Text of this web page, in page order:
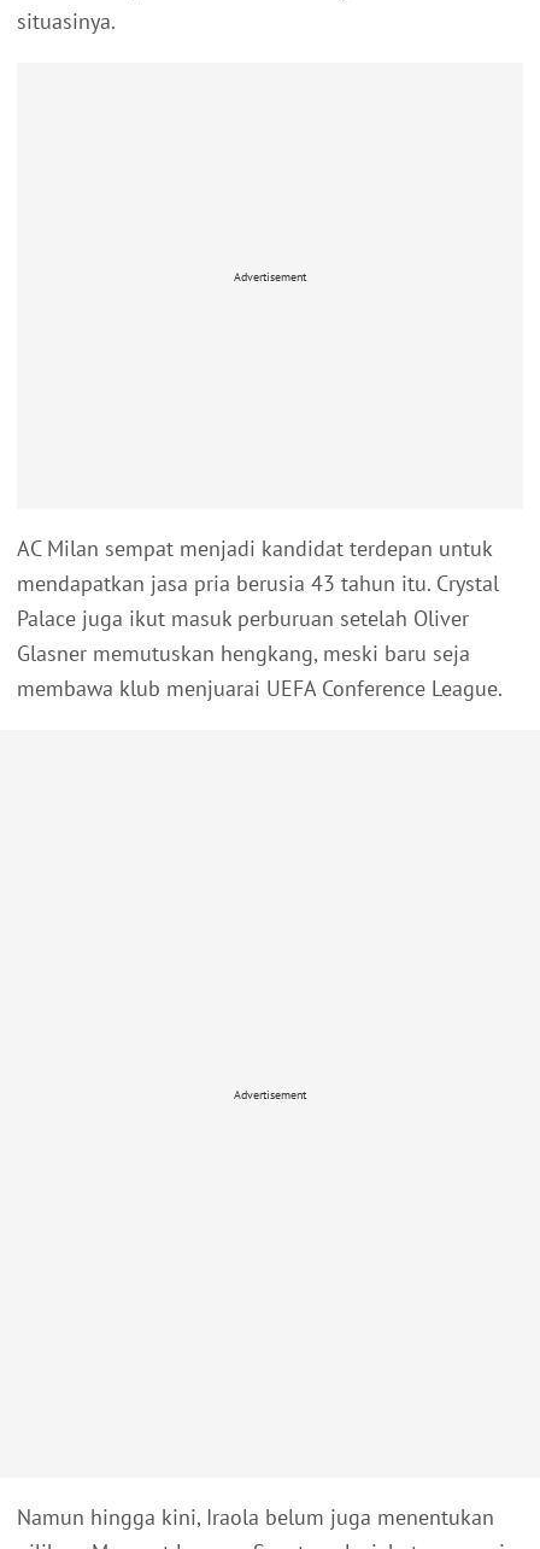
situasinya.
Advertisement
AC Milan sempat menjadi kandidat terdepan untuk
mendapatkan jasa pria berusia 43 tahun itu. Crystal
Palace juga ikut masuk perburuan setelah Oliver
Glasner memutuskan hengkang, meski baru seja
membawa klub menjuarai UEFA Conference League.
Advertisement
Namun hingga kini, Iraola belum juga menentukan